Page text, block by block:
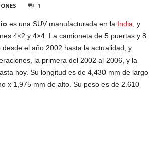
1
es una SUV manufacturada en la India, y
4×2 y 4×4. La camioneta de 5 puertas y 8
el año 2002 hasta la actualidad, y
la primera del 2002 al 2006, y la
hoy. Su longitud es de 4,430 mm de largo
x 1,975 mm de alto. Su peso es de 2.610